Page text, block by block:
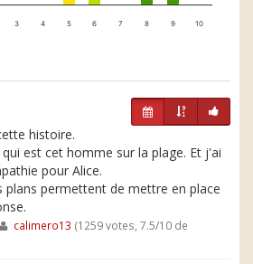
3 4 5 6 7 8 9 10
histoire.
est cet homme sur la plage. Et j'ai
pour Alice.
plans permettent de mettre en place
calimero13 (1259 votes, 7.5/10 de